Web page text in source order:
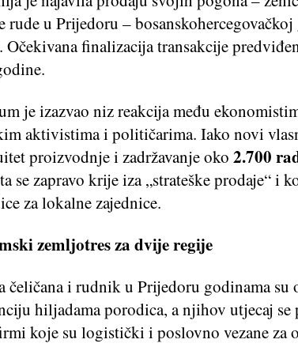
rude u Prijedoru –
. Očekivana finalizacija transakcije
je izazvao niz reakcija među
aktivistima i političarima. Iako novi
proizvodnje i zadržavanje oko 2.700
se zapravo krije iza „strateške prodaje“ i
za lokalne zajednice.
zemljotres za dvije regije
čeličana i rudnik u Prijedoru godinama su
hiljadama porodica, a njihov utjecaj se
koje su logistički i poslovno vezane za